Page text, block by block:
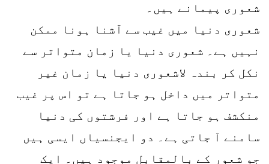
شعوری پیمانے ہیں۔
شعوری دنیا میں غیب سے آشنا ہونا ممکن
نہیں ہے۔ شعوری دنیا یا زمان متواتر سے
نکل کر بندہ لاشعوری دنیا یا زمان غیر
متواتر میں داخل ہو جاتا ہے تو اس پر غیب
منکشف ہو جاتا ہے اور فرشتوں کی دنیا
سامنے آ جاتی ہے۔ دو ایجنسیاں ایسی ہیں
جو شعور کے بالمقابل موجود ہیں۔ ایک